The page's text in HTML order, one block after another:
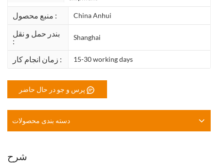
منبع محصول : China Anhui
بندر حمل و نقل
:
Shanghai
زمان انجام کار : 15-30 working days
پرس و جو در حال حاضر
دسته بندی محصولات
شرح